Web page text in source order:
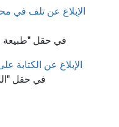
الإبلاغ عن تلف في
في حقل "طبيعة
الإبلاغ عن الكتابة
في حقل